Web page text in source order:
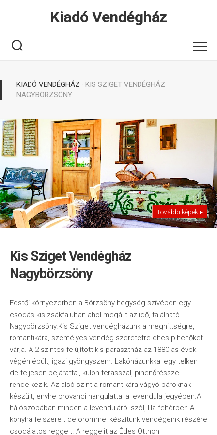
Kiadó Vendégház
KIADÓ VENDÉGHÁZ · KIS SZIGET VENDÉGHÁZ
NAGYBÖRZSÖNY
További képek ▸
Kis Sziget Vendégház
Nagybörzsöny
Festői környezetben a Börzsöny hegység szívében egy
csodás kis zsákfaluban ahol megállt az idő, található
Nagybörzsöny.Kis Sziget vendégházunk a meghittségre,
romantikára, személyes vendég szeretetre éhes pihenőket
várja. A 2 szintes felújított kis parasztház az 1880-as évek
végén épült, igazi gyöngyszem. Lakóházunkkal egy telken
de teljesen bejárattal, külön terasszal, pihenőrésszel
rendelkezik. Az alsó szint a romantikára vágyó pároknak
készült, enyhe provanci hangulattal a levendula jegyében.A
hálószobában minden a levenduláról szól, lila-fehérben.A
konyha felszerelt de örömmel készítünk vendégeink részére
csodálatos reggelt. A reggelit az Édes Otthon